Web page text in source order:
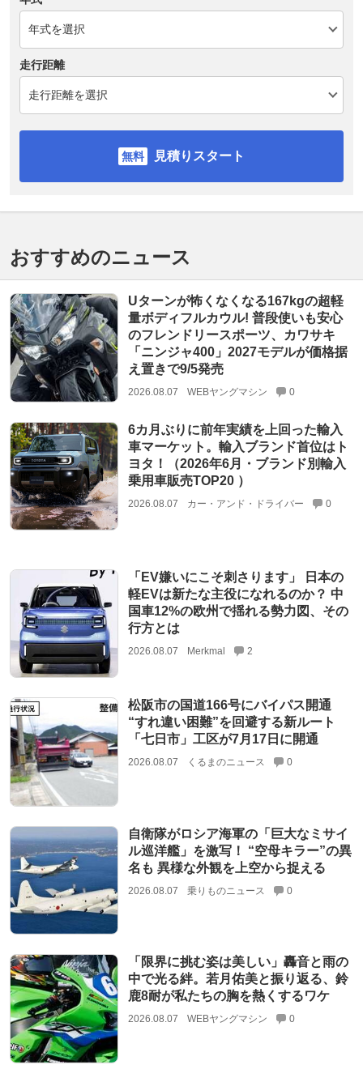
走行距離
見積りスタート
おすすめのニュース
Uターンが怖くなくなる167kgの超軽
量ボディフルカウル! 普段使いも安心
のフレンドリースポーツ、カワサキ
「ニンジャ400」2027モデルが価格据
え置きで9/5発売
2026.08.07 WEBヤングマシン 0
6カ月ぶりに前年実績を上回った輸入
車マーケット。輸入ブランド首位はト
ヨタ！（2026年6月・ブランド別輸入
乗用車販売TOP20 ）
2026.08.07 カー・アンド・ドライバー 0
「EV嫌いにこそ刺さります」 日本の
軽EVは新たな主役になれるのか？ 中
国車12%の欧州で揺れる勢力図、その
行方とは
2026.08.07 Merkmal 2
松阪市の国道166号にバイパス開通
“すれ違い困難”を回避する新ルート
「七日市」工区が7月17日に開通
2026.08.07 くるまのニュース 0
自衛隊がロシア海軍の「巨大なミサイ
ル巡洋艦」を激写！ “空母キラー”の異
名も 異様な外観を上空から捉える
2026.08.07 乗りものニュース 0
「限界に挑む姿は美しい」轟音と雨の
中で光る絆。若月佑美と振り返る、鈴
鹿8耐が私たちの胸を熱くするワケ
2026.08.07 WEBヤングマシン 0